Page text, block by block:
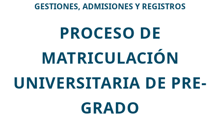
GESTIONES, ADMISIONES Y REGISTROS
PROCESO DE
MATRICULACIÓN
UNIVERSITARIA DE PRE-
GRADO